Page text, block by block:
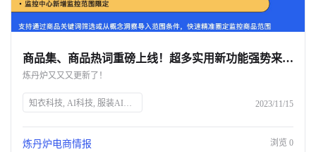
商品集、商品热词重磅上线！超多实用新功能强势来袭……
炼丹炉又又又更新了！
知衣科技, AI科技, 服装AI大数据, 炼丹炉, 商品评论分析, 监控中心, 行业数据, 商品热词, T+1数据更新, 概念洞察, 关键词筛选, 销售趋势, 属性分析 2023/11/15
炼丹炉电商情报 浏览 0